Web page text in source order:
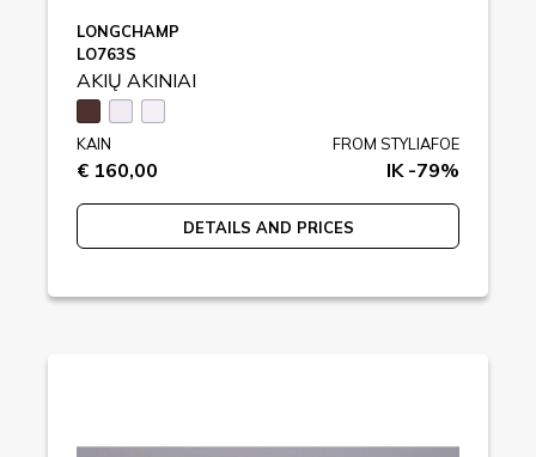
LONGCHAMP
LO763S
AKIŲ AKINIAI
KAIN
€ 160,00
FROM STYLIAFOE
IK -79%
DETAILS AND PRICES